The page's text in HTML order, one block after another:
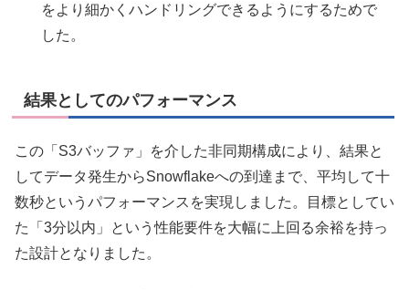
をより細かくハンドリングできるようにするためで
した。
結果としてのパフォーマンス
この「S3バッファ」を介した非同期構成により、結果と
してデータ発生からSnowflakeへの到達まで、平均して十
数秒というパフォーマンスを実現しました。目標としてい
た「3分以内」という性能要件を大幅に上回る余裕を持っ
た設計となりました。